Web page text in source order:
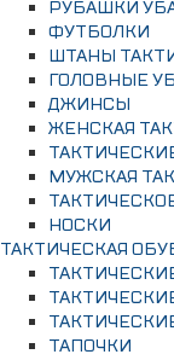
РУБАШКИ
ФУТБОЛКИ
ШТАНЫ
ГОЛОВНЫЕ
ДЖИНСЫ
ЖЕНСКАЯ
МУЖСКАЯ
НОСКИ
ТАКТИЧЕСКАЯ
ТАПОЧКИ